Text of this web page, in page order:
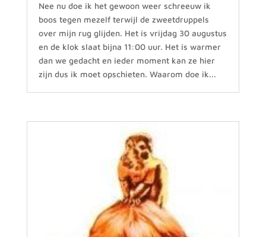
Nee nu doe ik het gewoon weer schreeuw ik
boos tegen mezelf terwijl de zweetdruppels
over mijn rug glijden. Het is vrijdag 30 augustus
en de klok slaat bijna 11:00 uur. Het is warmer
dan we gedacht en ieder moment kan ze hier
zijn dus ik moet opschieten. Waarom doe ik...